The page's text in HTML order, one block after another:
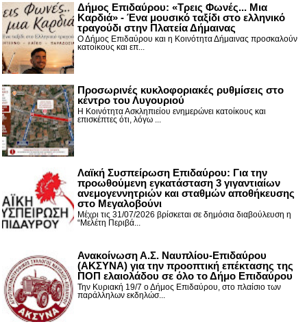
Δήμος Επιδαύρου: «Τρεις Φωνές... Μια
Καρδιά» - Ένα μουσικό ταξίδι στο ελληνικό
τραγούδι στην Πλατεία Δήμαινας
Ο Δήμος Επιδαύρου και η Κοινότητα Δήμαινας προσκαλούν
κατοίκους και επ...
Προσωρινές κυκλοφοριακές ρυθμίσεις στο
κέντρο του Λυγουριού
Η Κοινότητα Ασκληπιείου ενημερώνει κατοίκους και
επισκέπτες ότι, λόγω ...
Λαϊκή Συσπείρωση Επιδαύρου: Για την
προωθούμενη εγκατάσταση 3 γιγαντιαίων
ανεμογεννητριών και σταθμών αποθήκευσης
στο Μεγαλοβούνι
Μέχρι τις 31/07/2026 βρίσκεται σε δημόσια διαβούλευση η
“Μελέτη Περιβά...
Ανακοίνωση Α.Σ. Ναυπλίου-Επιδαύρου
(ΑΚΣΥΝΑ) για την προοπτική επέκτασης της
ΠΟΠ ελαιολάδου σε όλο το Δήμο Επιδαύρου
Την Κυριακή 19/7 ο Δήμος Επιδαύρου, στο πλαίσιο των
παράλληλων εκδηλώσ...